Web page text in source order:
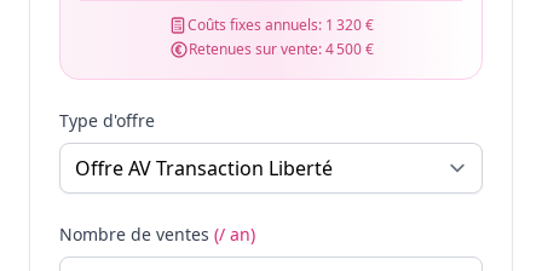
Coûts fixes annuels: 1 320 €
Retenues sur vente:4 500 €
Type d'offre
Nombre de ventes (/ an)